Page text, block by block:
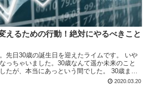
えるための行動！絶対にやるべきこと
先日30歳の誕生日を迎えたライムです。 いや
っちゃいました。30歳なんて遥か未来のこと
たが、本当にあっという間でした。 30歳まで
す。仕事をバリバリこなす働き者...
2020.03.20